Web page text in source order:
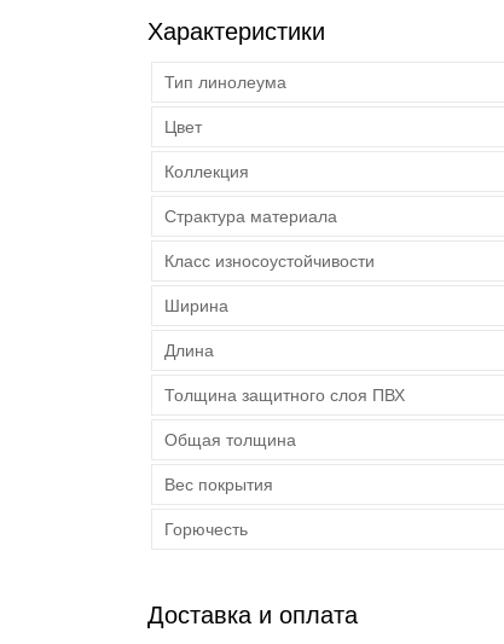
Характеристики
Тип линолеума
Цвет
Коллекция
Страктура материала
Класс износоустойчивости
Ширина
Длина
Толщина защитного слоя ПВХ
Общая толщина
Вес покрытия
Горючесть
Доставка и оплата